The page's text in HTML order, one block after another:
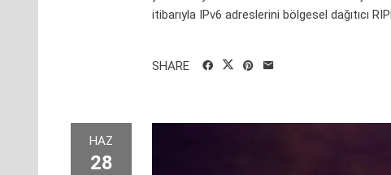
itibarıyla IPv6 adreslerini bölgesel dağıtıcı
SHARE
HAZ
28